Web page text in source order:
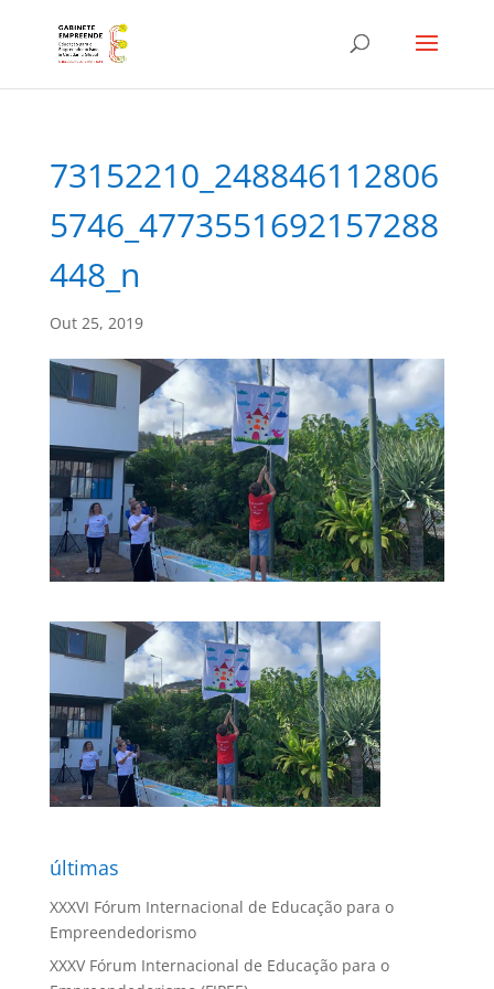
73152210_248846112806
5746_4773551692157288
448_n
Out 25, 2019
últimas
XXXVI Fórum Internacional de Educação para o
Empreendedorismo
XXXV Fórum Internacional de Educação para o